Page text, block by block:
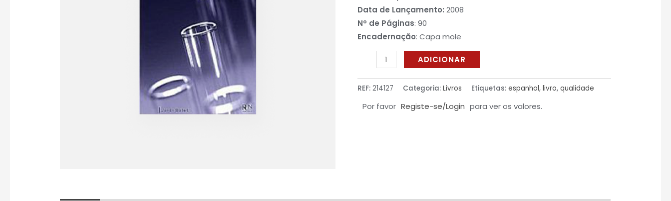
Data de Lançamento: 2008
Nº de Páginas: 90
Encadernação: Capa mole
XXI
ADICIONAR
REF:214127 Categoria:Livros Etiquetas:espanhol,livro,qualidade
Por favor Registe-se/Login para ver os valores.